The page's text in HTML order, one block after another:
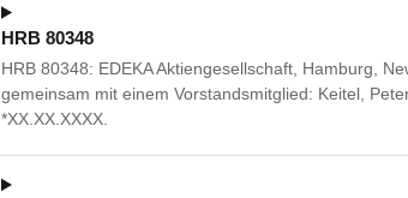
HRB 80348
HRB 80348: EDEKA Aktiengesellschaft, Hamburg,
gemeinsam mit einem Vorstandsmitglied: Keitel,
*XX.XX.XXXX.